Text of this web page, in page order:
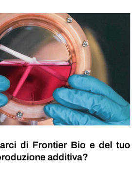
di Frontier Bio e del tuo
additiva?